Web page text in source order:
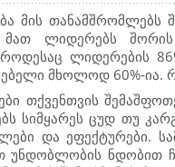
მის თანამშრომლებს
მათ ლიდერებს
როდესაც ლიდერების
მხოლოდ 60%-ია.
თქვენთვის
სიმყარეს ცუდ თუ
და ეფექტურები.
უნდობლობის ნდობით